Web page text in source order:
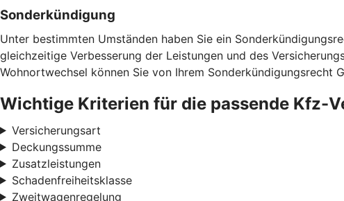
Sonderkündigung
Unter bestimmten Umständen haben Sie ein
gleichzeitige Verbesserung der Leistungen und des
Wohnortwechsel können Sie von Ihrem Sonderkündigungsrecht
Wichtige Kriterien für die passende Kfz-
Versicherungsart
Deckungssumme
Zusatzleistungen
Schadenfreiheitsklasse
Zweitwagenregelung